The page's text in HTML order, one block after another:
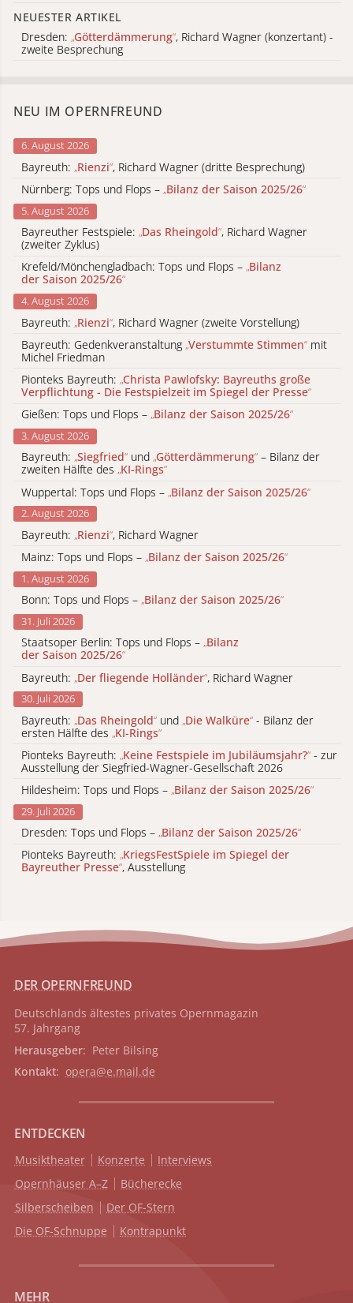
NEUESTER ARTIKEL
Dresden: „Götterdämmerung“, Richard Wagner (konzertant) -
zweite Besprechung
NEU IM OPERNFREUND
6. August 2026
Bayreuth: „Rienzi“, Richard Wagner (dritte Besprechung)
Nürnberg: Tops und Flops – „Bilanz der Saison 2025/26“
5. August 2026
Bayreuther Festspiele: „Das Rheingold“, Richard Wagner
(zweiter Zyklus)
Krefeld/Mönchengladbach: Tops und Flops – „Bilanz
der Saison 2025/26“
4. August 2026
Bayreuth: „Rienzi“, Richard Wagner (zweite Vorstellung)
Bayreuth: Gedenkveranstaltung „Verstummte Stimmen“ mit
Michel Friedman
Pionteks Bayreuth: „Christa Pawlofsky: Bayreuths große
Verpflichtung - Die Festspielzeit im Spiegel der Presse“
Gießen: Tops und Flops – „Bilanz der Saison 2025/26“
3. August 2026
Bayreuth: „Siegfried“ und „Götterdämmerung“ – Bilanz der
zweiten Hälfte des „KI-Rings“
Wuppertal: Tops und Flops – „Bilanz der Saison 2025/26“
2. August 2026
Bayreuth: „Rienzi“, Richard Wagner
Mainz: Tops und Flops – „Bilanz der Saison 2025/26“
1. August 2026
Bonn: Tops und Flops – „Bilanz der Saison 2025/26“
31. Juli 2026
Staatsoper Berlin: Tops und Flops – „Bilanz
der Saison 2025/26“
Bayreuth: „Der fliegende Holländer“, Richard Wagner
30. Juli 2026
Bayreuth: „Das Rheingold“ und „Die Walküre“ - Bilanz der
ersten Hälfte des „KI-Rings“
Pionteks Bayreuth: „Keine Festspiele im Jubiläumsjahr?“ - zur
Ausstellung der Siegfried-Wagner-Gesellschaft 2026
Hildesheim: Tops und Flops – „Bilanz der Saison 2025/26“
29. Juli 2026
Dresden: Tops und Flops – „Bilanz der Saison 2025/26“
Pionteks Bayreuth: „KriegsFestSpiele im Spiegel der
Bayreuther Presse“, Ausstellung
DER OPERNFREUND
Deutschlands ältestes privates Opernmagazin
57. Jahrgang
Herausgeber: Peter Bilsing
Kontakt: opera@e.mail.de
ENTDECKEN
Musiktheater Konzerte
Interviews
Opernhäuser A–Z
Bücherecke
Silberscheiben
Der OF-Stern
Die OF-Schnuppe
Kontrapunkt
MEHR